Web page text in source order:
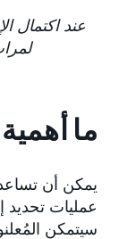
عند اكتمال
ما
يمكن أن تساعد
عمليات
سيتمكن